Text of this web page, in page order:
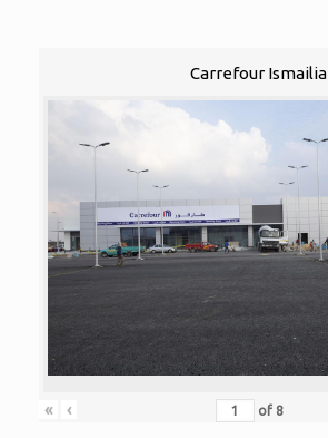
Carrefour Ismailia
« ‹ of 8